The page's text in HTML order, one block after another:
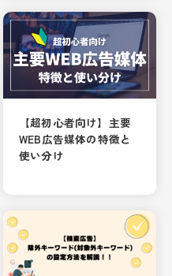
【超初心者向け】主要
WEB広告媒体の特徴と
使い分け